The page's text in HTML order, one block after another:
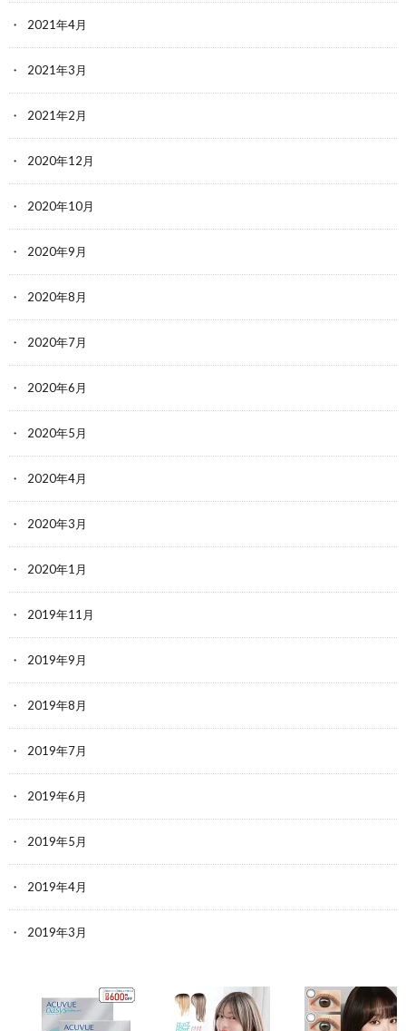
2021年4月
2021年3月
2021年2月
2020年12月
2020年10月
2020年9月
2020年8月
2020年7月
2020年6月
2020年5月
2020年4月
2020年3月
2020年1月
2019年11月
2019年9月
2019年8月
2019年7月
2019年6月
2019年5月
2019年4月
2019年3月